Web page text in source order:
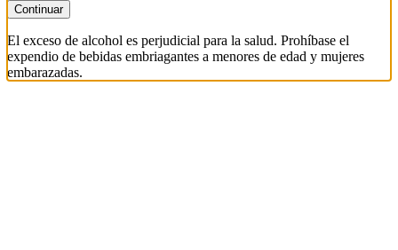
Continuar
El exceso de alcohol es perjudicial para la salud. Prohíbase el
expendio de bebidas embriagantes a menores de edad y mujeres
embarazadas.